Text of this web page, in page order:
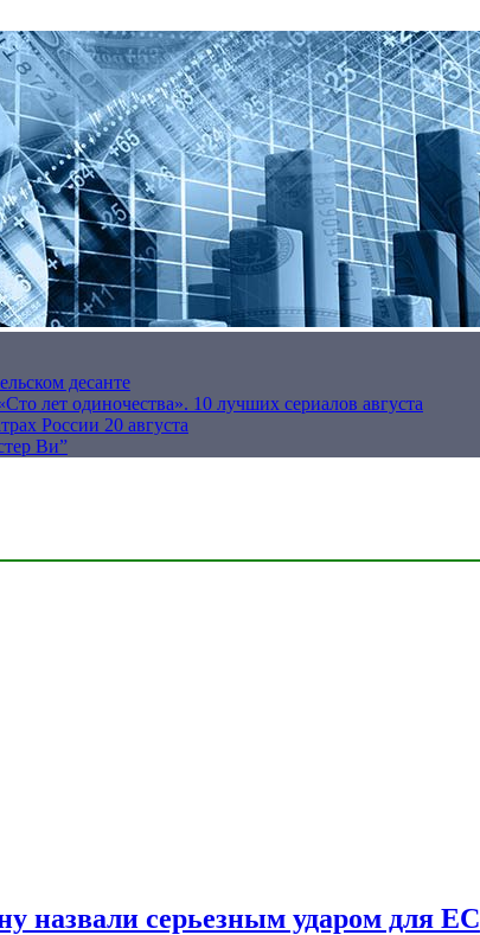
десанте
лет одиночества». 10 лучших сериалов августа
России 20 августа
Ви”
назвали серьезным ударом для ЕС